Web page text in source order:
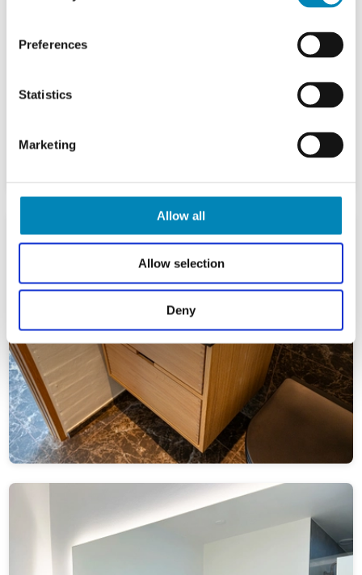
Preferences
Statistics
Marketing
Allow all
Allow selection
Deny